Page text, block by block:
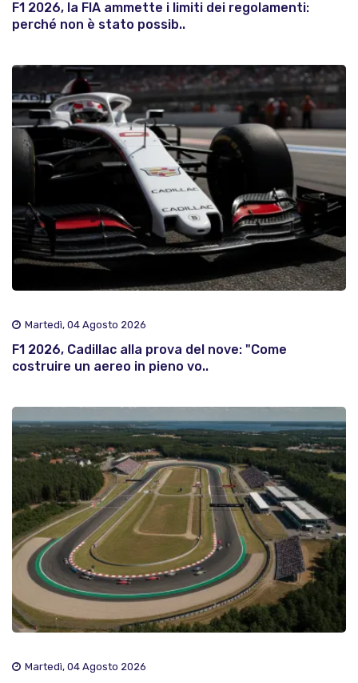
F1 2026, la FIA ammette i limiti dei regolamenti:
perché non è stato possib..
Martedì, 04 Agosto 2026
F1 2026, Cadillac alla prova del nove: "Come
costruire un aereo in pieno vo..
Martedì, 04 Agosto 2026